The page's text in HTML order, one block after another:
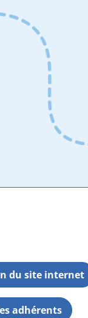
du site internet
adhérents